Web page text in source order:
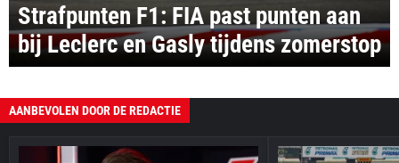
Strafpunten F1: FIA past punten aan
bij Leclerc en Gasly tijdens zomerstop
AANBEVOLEN DOOR DE REDACTIE